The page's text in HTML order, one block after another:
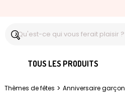
TOUS LES PRODUITS
Thèmes de fêtes > Anniversaire garçon